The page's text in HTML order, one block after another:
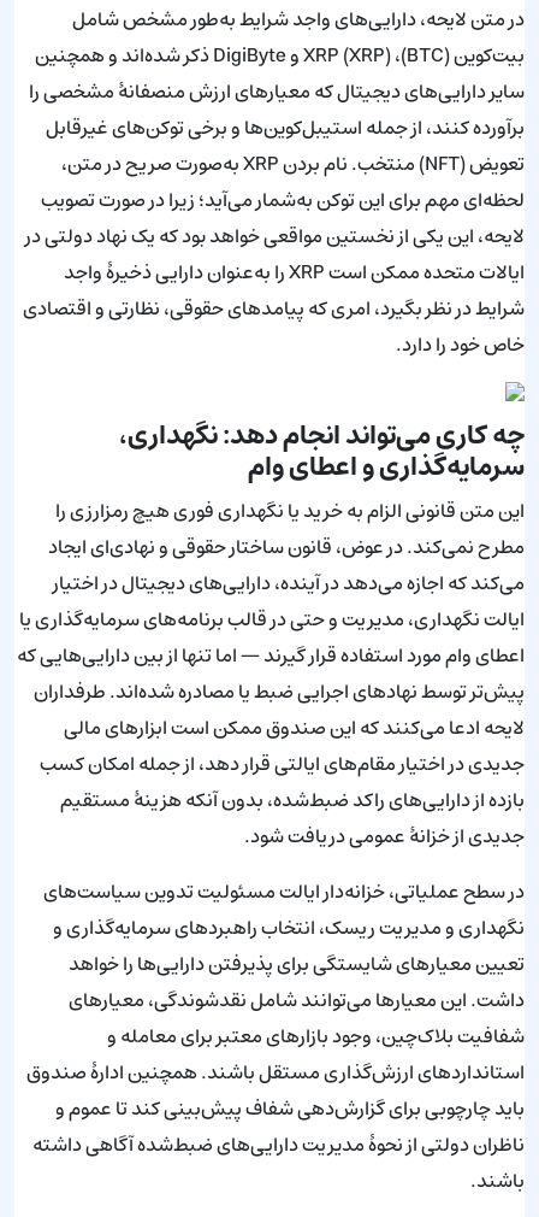
در متن لایحه، دارایی‌های واجد شرایط به‌طور مشخص شامل
بیت‌کوین (BTC)، XRP (XRP) و DigiByte ذکر شده‌اند و همچنین
سایر دارایی‌های دیجیتال که معیارهای ارزش منصفانهٔ مشخصی را
برآورده کنند، از جمله استیبل‌کوین‌ها و برخی توکن‌های غیرقابل
تعویض (NFT) منتخب. نام بردن XRP به‌صورت صریح در متن،
لحظه‌ای مهم برای این توکن به‌شمار می‌آید؛ زیرا در صورت تصویب
لایحه، این یکی از نخستین مواقعی خواهد بود که یک نهاد دولتی در
ایالات متحده ممکن است XRP را به‌عنوان دارایی ذخیرهٔ واجد
شرایط در نظر بگیرد، امری که پیامدهای حقوقی، نظارتی و اقتصادی
خاص خود را دارد.
چه کاری می‌تواند انجام دهد: نگهداری،
سرمایه‌گذاری و اعطای وام
این متن قانونی الزام به خرید یا نگهداری فوری هیچ رمزارزی را
مطرح نمی‌کند. در عوض، قانون ساختار حقوقی و نهادی‌ای ایجاد
می‌کند که اجازه می‌دهد در آینده، دارایی‌های دیجیتال در اختیار
ایالت نگهداری، مدیریت و حتی در قالب برنامه‌های سرمایه‌گذاری یا
اعطای وام مورد استفاده قرار گیرند — اما تنها از بین دارایی‌هایی که
پیش‌تر توسط نهادهای اجرایی ضبط یا مصادره شده‌اند. طرفداران
لایحه ادعا می‌کنند که این صندوق ممکن است ابزارهای مالی
جدیدی در اختیار مقام‌های ایالتی قرار دهد، از جمله امکان کسب
بازده از دارایی‌های راکد ضبط‌شده، بدون آنکه هزینهٔ مستقیم
جدیدی از خزانهٔ عمومی دریافت شود.
در سطح عملیاتی، خزانه‌دار ایالت مسئولیت تدوین سیاست‌های
نگهداری و مدیریت ریسک، انتخاب راهبردهای سرمایه‌گذاری و
تعیین معیارهای شایستگی برای پذیرفتن دارایی‌ها را خواهد
داشت. این معیارها می‌توانند شامل نقدشوندگی، معیارهای
شفافیت بلاک‌چین، وجود بازارهای معتبر برای معامله و
استانداردهای ارزش‌گذاری مستقل باشند. همچنین ادارهٔ صندوق
باید چارچوبی برای گزارش‌دهی شفاف پیش‌بینی کند تا عموم و
ناظران دولتی از نحوهٔ مدیریت دارایی‌های ضبط‌شده آگاهی داشته
باشند.